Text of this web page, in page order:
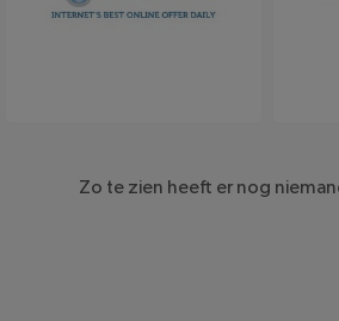
Zo te zien heeft er nog